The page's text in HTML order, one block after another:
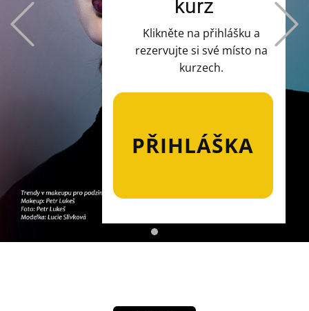
kurz
Klikněte na přihlášku a
rezervujte si své místo na
kurzech.
PŘIHLÁŠKA
Previous